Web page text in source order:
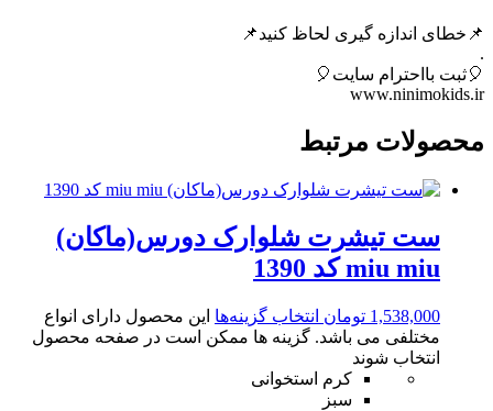
📌خطای اندازه گیری لحاظ کنید📌
.
🎈ثبت بااحترام سایت🎈
www.ninimokids.ir
محصولات مرتبط
ست تیشرت شلوارک دورس(ماکان)
miu miu کد 1390
1,538,000 تومان انتخاب گزینه‌ها این محصول دارای انواع
مختلفی می باشد. گزینه ها ممکن است در صفحه محصول
انتخاب شوند
کرم استخوانی
سبز